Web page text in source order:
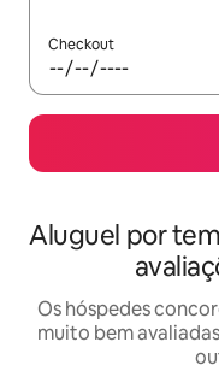
Checkout
Aluguel por
Os hóspedes
muito bem